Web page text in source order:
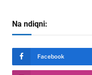
Na ndiqni:
Facebook